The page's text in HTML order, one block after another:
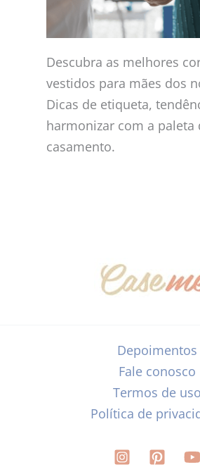
Descubra as melhores
vestidos para mães dos
Dicas de etiqueta,
harmonizar com a paleta
casamento.
Depoimentos
Fale conosco
Termos de uso
Política de